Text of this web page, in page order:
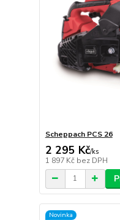
Scheppach PCS 26
2 295 Kč/ks
1 897 Kč bez DPH
Novinka